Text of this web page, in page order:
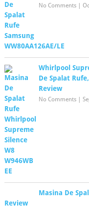
No Comments|
Whirlpool
De Spalat
Review
No Comments|
Masina De
Review